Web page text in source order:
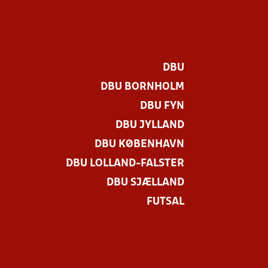
DBU
DBU BORNHOLM
DBU FYN
DBU JYLLAND
DBU KØBENHAVN
DBU LOLLAND-FALSTER
DBU SJÆLLAND
FUTSAL